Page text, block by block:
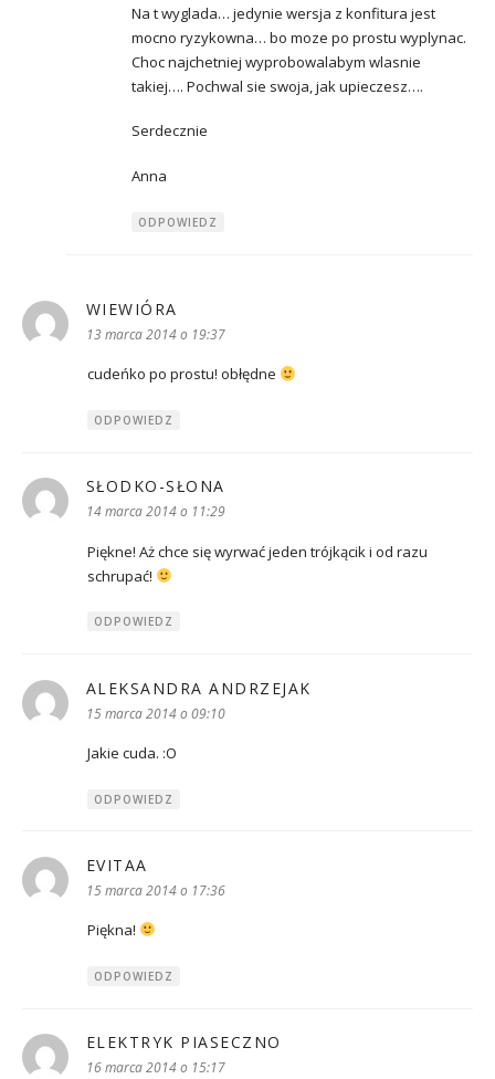
Na t wyglada… jedynie wersja z konfitura jest
mocno ryzykowna… bo moze po prostu wyplynac.
Choc najchetniej wyprobowalabym wlasnie
takiej…. Pochwal sie swoja, jak upieczesz….
Serdecznie
Anna
ODPOWIEDZ
WIEWIÓRA
13 marca 2014 o 19:37
cudeńko po prostu! obłędne
ODPOWIEDZ
SŁODKO-SŁONA
14 marca 2014 o 11:29
Piękne! Aż chce się wyrwać jeden trójkącik i od razu
schrupać!
ODPOWIEDZ
ALEKSANDRA ANDRZEJAK
15 marca 2014 o 09:10
Jakie cuda. :O
ODPOWIEDZ
EVITAA
15 marca 2014 o 17:36
Piękna!
ODPOWIEDZ
ELEKTRYK PIASECZNO
16 marca 2014 o 15:17